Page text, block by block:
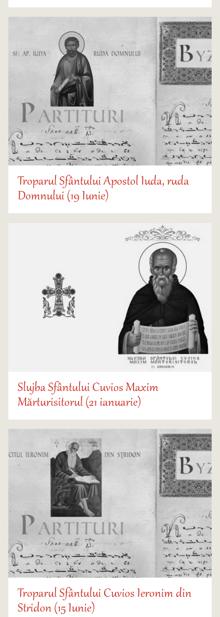
Troparul Sfântului Apostol Iuda, ruda
Domnului (19 Iunie)
Slujba Sfântului Cuvios Maxim
Mărturisitorul (21 ianuarie)
Troparul Sfântului Cuvios Ieronim din
Stridon (15 Iunie)